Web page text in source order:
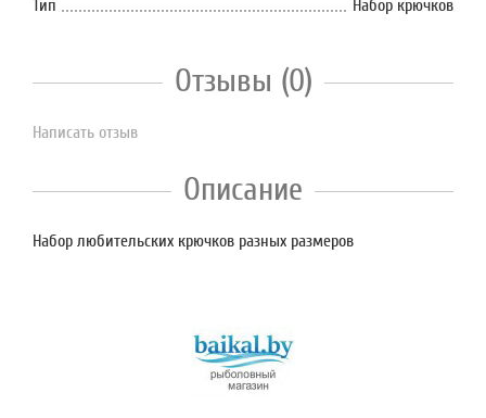
Тип
Набор крючков
Отзывы (0)
Написать отзыв
Описание
Набор любительских крючков разных размеров